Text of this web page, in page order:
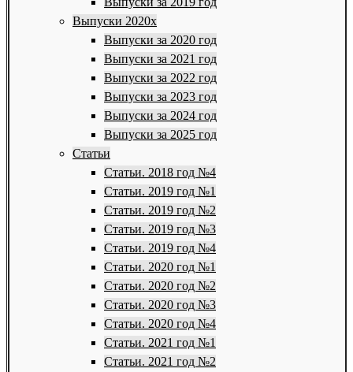
Выпуски 2020х
Выпуски за 2020 год
Выпуски за 2021 год
Выпуски за 2022 год
Выпуски за 2023 год
Выпуски за 2024 год
Выпуски за 2025 год
Статьи
Статьи. 2018 год №4
Статьи. 2019 год №1
Статьи. 2019 год №2
Статьи. 2019 год №3
Статьи. 2019 год №4
Статьи. 2020 год №1
Статьи. 2020 год №2
Статьи. 2020 год №3
Статьи. 2020 год №4
Статьи. 2021 год №1
Статьи. 2021 год №2